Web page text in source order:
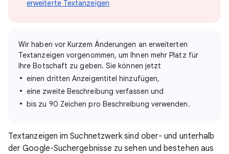
erweiterte Textanzeigen
Wir haben vor Kurzem Änderungen an erweiterten
Textanzeigen vorgenommen, um Ihnen mehr Platz für
Ihre Botschaft zu geben. Sie können jetzt
einen dritten Anzeigentitel hinzufügen,
eine zweite Beschreibung verfassen und
bis zu 90 Zeichen pro Beschreibung verwenden.
Textanzeigen im Suchnetzwerk sind ober- und unterhalb
der Google-Suchergebnisse zu sehen und bestehen aus